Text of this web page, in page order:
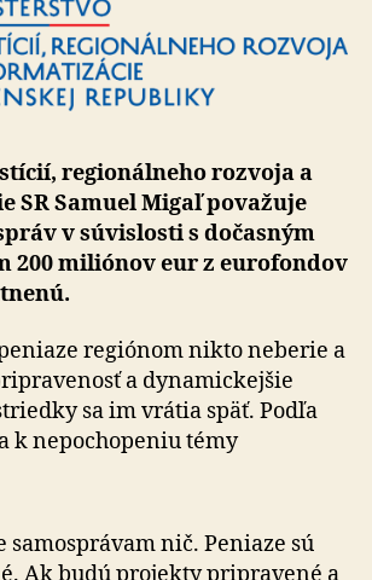
regionálneho rozvoja a
SR Samuel Migaľ považuje
v súvislosti s dočasným
200 miliónov eur z eurofondov
regiónom nikto neberie a
a dynamickejšie
sa im vrátia späť. Podľa
k nepochopeniu témy
samosprávam nič. Peniaze sú